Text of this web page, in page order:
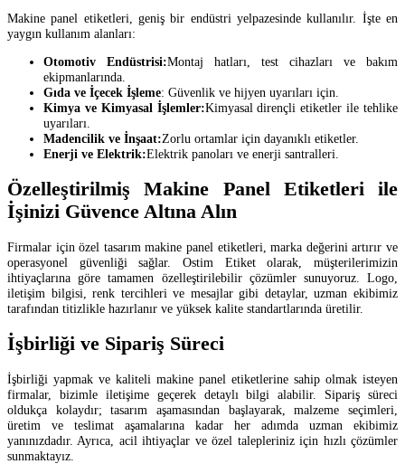
Makine panel etiketleri, geniş bir endüstri yelpazesinde kullanılır. İşte en
yaygın kullanım alanları:
Otomotiv Endüstrisi:Montaj hatları, test cihazları ve bakım
ekipmanlarında.
Gıda ve İçecek İşleme: Güvenlik ve hijyen uyarıları için.
Kimya ve Kimyasal İşlemler:Kimyasal dirençli etiketler ile tehlike
uyarıları.
Madencilik ve İnşaat:Zorlu ortamlar için dayanıklı etiketler.
Enerji ve Elektrik:Elektrik panoları ve enerji santralleri.
Özelleştirilmiş Makine Panel Etiketleri ile
İşinizi Güvence Altına Alın
Firmalar için özel tasarım makine panel etiketleri, marka değerini artırır ve
operasyonel güvenliği sağlar. Ostim Etiket olarak, müşterilerimizin
ihtiyaçlarına göre tamamen özelleştirilebilir çözümler sunuyoruz. Logo,
iletişim bilgisi, renk tercihleri ve mesajlar gibi detaylar, uzman ekibimiz
tarafından titizlikle hazırlanır ve yüksek kalite standartlarında üretilir.
İşbirliği ve Sipariş Süreci
İşbirliği yapmak ve kaliteli makine panel etiketlerine sahip olmak isteyen
firmalar, bizimle iletişime geçerek detaylı bilgi alabilir. Sipariş süreci
oldukça kolaydır; tasarım aşamasından başlayarak, malzeme seçimleri,
üretim ve teslimat aşamalarına kadar her adımda uzman ekibimiz
yanınızdadır. Ayrıca, acil ihtiyaçlar ve özel talepleriniz için hızlı çözümler
sunmaktayız.